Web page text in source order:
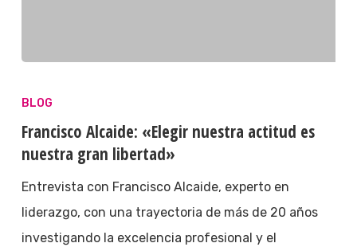
BLOG
Francisco Alcaide: «Elegir nuestra actitud es
nuestra gran libertad»
Entrevista con Francisco Alcaide, experto en
liderazgo, con una trayectoria de más de 20 años
investigando la excelencia profesional y el